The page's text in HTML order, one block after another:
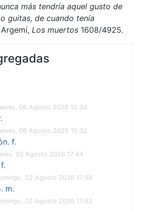
más tendría aquel gusto de
guitas, de cuando tenía
Los muertos 1608/4925.
06 Agosto 2026 15:34
06 Agosto 2026 15:32
f.
03 Agosto 2026 17:44
02 Agosto 2026 17:58
m.
02 Agosto 2026 17:52